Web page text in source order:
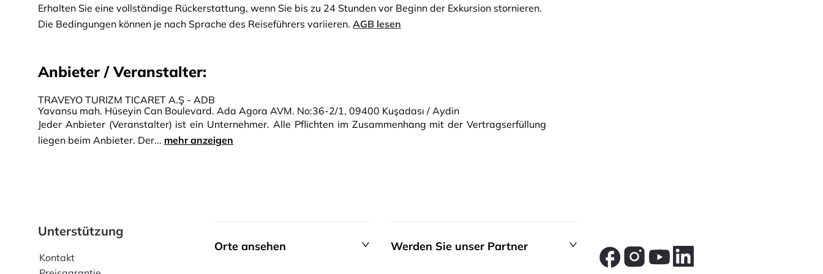
Erhalten Sie eine vollständige Rückerstattung, wenn Sie bis zu 24 Stunden vor Beginn der Exkursion stornieren.
Die Bedingungen können je nach Sprache des Reiseführers variieren. AGB lesen
Anbieter / Veranstalter:
TRAVEYO TURIZM TICARET A.Ş - ADB
Yavansu mah. Hüseyin Can Boulevard. Ada Agora AVM. No:36-2/1, 09400 Kuşadası / Aydin
Jeder Anbieter (Veranstalter) ist ein Unternehmer. Alle Pflichten im Zusammenhang mit der Vertragserfüllung
liegen beim Anbieter. Der... mehr anzeigen
Unterstützung
Kontakt
Orte ansehen Werden Sie unser Partner